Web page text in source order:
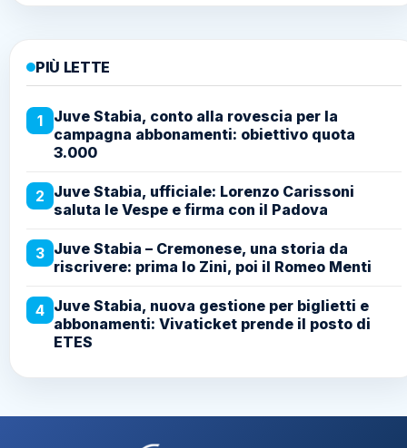
PIÙ LETTE
1
Juve Stabia, conto alla rovescia per la
campagna abbonamenti: obiettivo quota
3.000
2 Juve Stabia, ufficiale: Lorenzo Carissoni
saluta le Vespe e firma con il Padova
3 Juve Stabia – Cremonese, una storia da
riscrivere: prima lo Zini, poi il Romeo Menti
4 Juve Stabia, nuova gestione per biglietti e
abbonamenti: Vivaticket prende il posto di
ETES